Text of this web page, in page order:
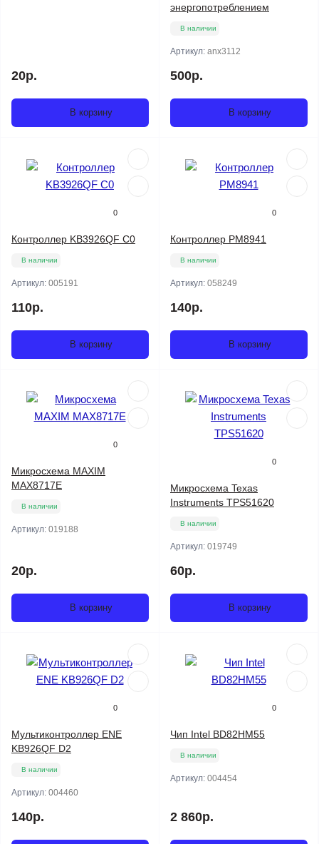
20р.
В корзину
энергопотреблением
В наличии
Артикул: anx3112
500р.
В корзину
0
Контроллер KB3926QF C0
В наличии
Артикул: 005191
110р.
В корзину
0
Контроллер PM8941
В наличии
Артикул: 058249
140р.
В корзину
0
Микросхема MAXIM
MAX8717E
В наличии
Артикул: 019188
20р.
В корзину
0
Микросхема Texas
Instruments TPS51620
В наличии
Артикул: 019749
60р.
В корзину
0
Мультиконтроллер ENE
KB926QF D2
В наличии
Артикул: 004460
140р.
0
Чип Intel BD82HM55
В наличии
Артикул: 004454
2 860р.